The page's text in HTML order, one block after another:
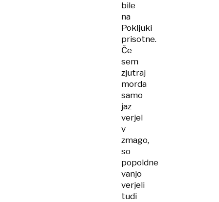
bile
na
Pokljuki
prisotne.
Če
sem
zjutraj
morda
samo
jaz
verjel
v
zmago,
so
popoldne
vanjo
verjeli
tudi